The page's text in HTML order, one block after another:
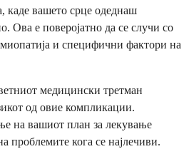
каде вашето срце одеднаш
Ова е поверојатно да се случи со
и специфични фактори на
медицински третман
од овие компликации.
на вашиот план за лекување
проблемите кога се најлечиви.